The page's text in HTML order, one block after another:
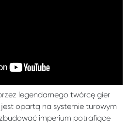
legendarnego twórcę gier
opartą na systemie turowym
imperium potrafiące